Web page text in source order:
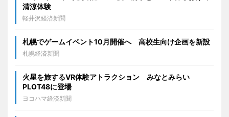
清涼体験
軽井沢経済新聞
札幌でゲームイベント10月開催へ 高校生向け企画を新設
札幌経済新聞
火星を旅するVR体験アトラクション みなとみらい
PLOT48に登場
ヨコハマ経済新聞